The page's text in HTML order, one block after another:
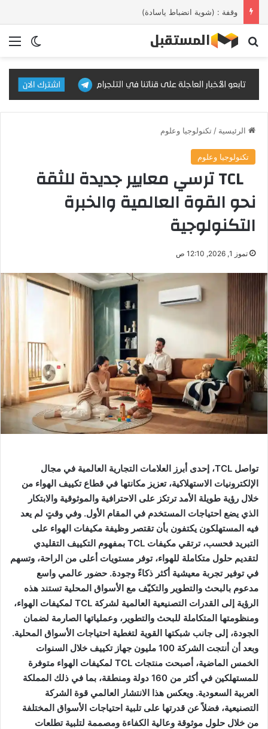
الوضع بحث عن
الرئيسية / تكنولوجيا وعلوم
تكنولوجيا وعلوم
TCL ترسي معايير جديدة للثقة
نحو القوة العالمية والخبرة
التكنولوجية
تموز 1, 2026, 12:10 ص
تواصل TCL، إحدى أبرز العلامات التجارية العالمية في مجال
الإلكترونيات الاستهلاكية، تعزيز مكانتها في قطاع تكييف الهواء من
خلال رؤية طويلة الأمد ترتكز على الاحترافية والموثوقية والابتكار
الذي يضع احتياجات المستخدم في المقام الأول. وفي وقتٍ لم يعد
فيه المستهلكون يكتفون بأن تقتصر وظيفة مكيفات الهواء على
التبريد فحسب، ترتقي مكيفات TCL بمفهوم التكييف التقليدي
لتقديم حلول متكاملة للهواء، توفر مستويات أعلى من الراحة، وتسهم
في توفير تجربة معيشية أكثر ذكاءً وجودة. حضور عالمي واسع
مدعوم بالبحث والتطوير والتكيّف مع الأسواق المحلية تستند هذه
الرؤية إلى القدرات التصنيعية العالمية لشركة TCL لمكيفات الهواء،
ومنظومتها المتكاملة للبحث والتطوير، وعملياتها الصارمة لضمان
الجودة، إلى جانب شبكتها القوية لتغطية احتياجات الأسواق المحلية.
وبعد أن أنتجت الشركة 100 مليون جهاز تكييف خلال السنوات
الخمس الماضية، أصبحت منتجات TCL لمكيفات الهواء متوفرة
للمستهلكين في أكثر من 160 دولة ومنطقة، بما في ذلك المملكة
العربية السعودية. ويعكس هذا الانتشار العالمي قوة الشركة
التصنيعية، فضلاً عن قدرتها على تلبية احتياجات الأسواق المختلفة
من خلال حلول موثوقة وعالية الكفاءة ومصممة لتلبية تطلعات